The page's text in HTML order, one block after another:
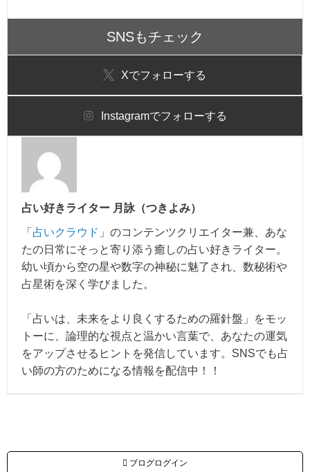
SNSもチェック
Xでフォローする
Instagramでフォローする
占い好きライター 月詠（つきよみ）
「 占いクラウド 」のコンテンツクリエイター兼、あな
たの日常にそっと寄り添う癒しの占い好きライター。
幼い頃から空の星や数字の神秘に魅了され、数秘術や
占星術を深く学びました。
「占いは、未来をより良くするための羅針盤」をモッ
トーに、論理的な視点と温かい言葉で、あなたの運気
をアップさせるヒントを発信しています。SNSでも占
い師の方のためになる情報を配信中！！
ブログログイン